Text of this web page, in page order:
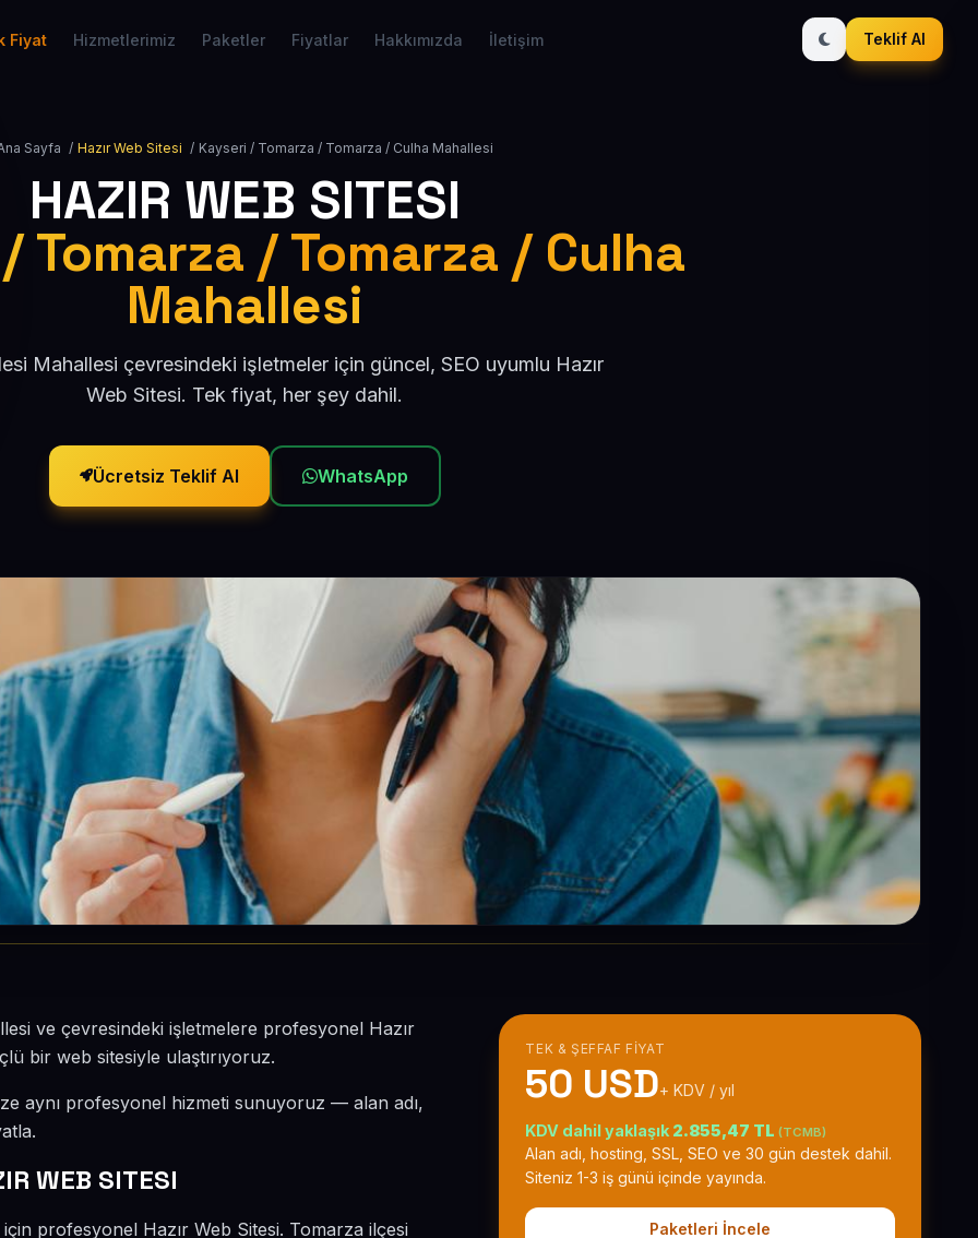
Fiyat Hizmetlerimiz Paketler Fiyatlar Hakkımızda İletişim Teklif Al
Sayfa / Hazır Web Sitesi / Kayseri / Tomarza / Tomarza / Culha Mahallesi
HAZIR WEB SITESI
Tomarza / Tomarza / Culha
Mahallesi
Mahallesi çevresindeki işletmeler için güncel, SEO uyumlu Hazır
Web Sitesi. Tek fiyat, her şey dahil.
Ücretsiz Teklif Al WhatsApp
ve çevresindeki işletmelere profesyonel Hazır
bir web sitesiyle ulaştırıyoruz.
aynı profesyonel hizmeti sunuyoruz — alan adı,
WEB SITESI
profesyonel Hazır Web Sitesi. Tomarza ilçesi
TEK & ŞEFFAF FIYAT
50 USD+ KDV / yıl
KDV dahil yaklaşık 2.855,47 TL (TCMB)
Alan adı, hosting, SSL, SEO ve 30 gün destek dahil.
Siteniz 1-3 iş günü içinde yayında.
Paketleri İncele